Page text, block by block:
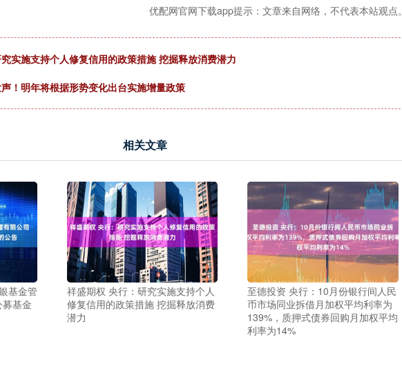
优配网官网下载app提示：文章来自网络，不代表本站观点。
实施支持个人修复信用的政策措施 挖掘释放消费潜力
！明年将根据形势变化出台实施增量政策
相关文章
基金管
基金
祥盛期权 央行：研究实施支持个人
修复信用的政策措施 挖掘释放消费
潜力
至德投资 央行：10月份银行间人民
币市场同业拆借月加权平均利率为
139%，质押式债券回购月加权平均
利率为14%